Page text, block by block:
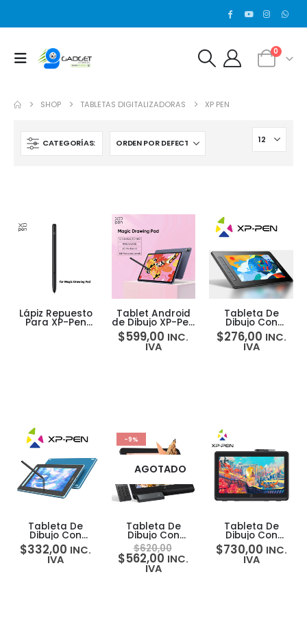
0
SHOP TABLETAS DIGITALIZADORAS XP PEN
CATEGORÍAS:
Lápiz Repuesto
Para XP-Pen
Tablet Android
de Dibujo XP-Pen
Magic Drawing
Pad 12.2
8GB/256GB
$599,00 INC.
IVA
Tableta De
Dibujo Con
Pantalla Xp-pen
Artist 10″ 2da
Gen
$276,00 INC.
IVA
Tableta De
Dibujo Con
Pantalla Xp-pen
Artist 12″ 2da
Gen
$332,00 INC.
IVA
-9%
AGOTADO
Tableta De
Dibujo Con
Pantalla XP-Pen
Artist 16 Pro
2Gen 2.5K +
Keydial ACK05
$620,00
$562,00 INC.
IVA
Tableta De
Dibujo Con
Pantalla XP-Pen
Artist 22 Plus 16K
$730,00 INC.
IVA